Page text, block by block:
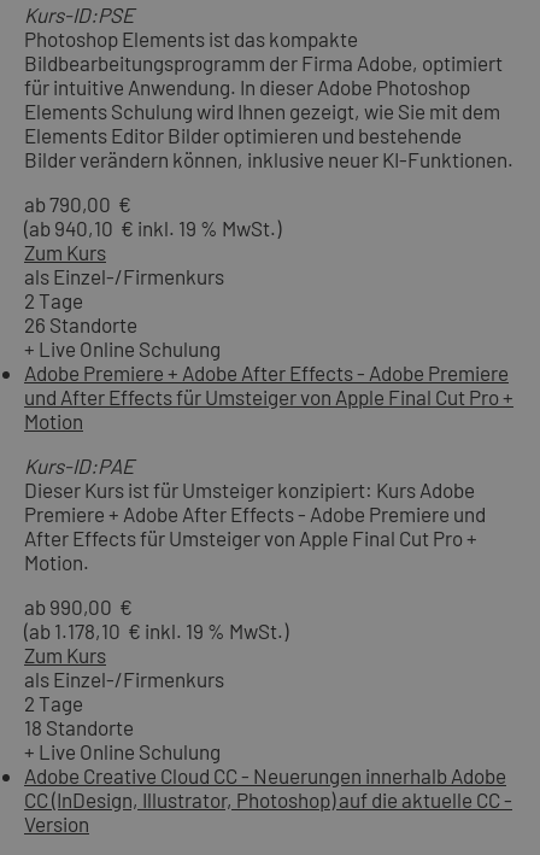
Kurs-ID:PSE
Photoshop Elements ist das kompakte
Bildbearbeitungsprogramm der Firma Adobe, optimiert
für intuitive Anwendung. In dieser Adobe Photoshop
Elements Schulung wird Ihnen gezeigt, wie Sie mit dem
Elements Editor Bilder optimieren und bestehende
Bilder verändern können, inklusive neuer KI-Funktionen.
ab 790,00 €
(ab 940,10 € inkl. 19 % MwSt.)
Zum Kurs
als Einzel-/Firmenkurs
2 Tage
26 Standorte
+ Live Online Schulung
Adobe Premiere + Adobe After Effects - Adobe Premiere
und After Effects für Umsteiger von Apple Final Cut Pro +
Motion
Kurs-ID:PAE
Dieser Kurs ist für Umsteiger konzipiert: Kurs Adobe
Premiere + Adobe After Effects - Adobe Premiere und
After Effects für Umsteiger von Apple Final Cut Pro +
Motion.
ab 990,00 €
(ab 1.178,10 € inkl. 19 % MwSt.)
Zum Kurs
als Einzel-/Firmenkurs
2 Tage
18 Standorte
+ Live Online Schulung
Adobe Creative Cloud CC - Neuerungen innerhalb Adobe
CC (InDesign, Illustrator, Photoshop) auf die aktuelle CC -
Version